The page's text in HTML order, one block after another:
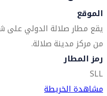
الموقع
من مركز مدينة صلالة.
رمز المطار
SLL
مشاهدة الخريطة